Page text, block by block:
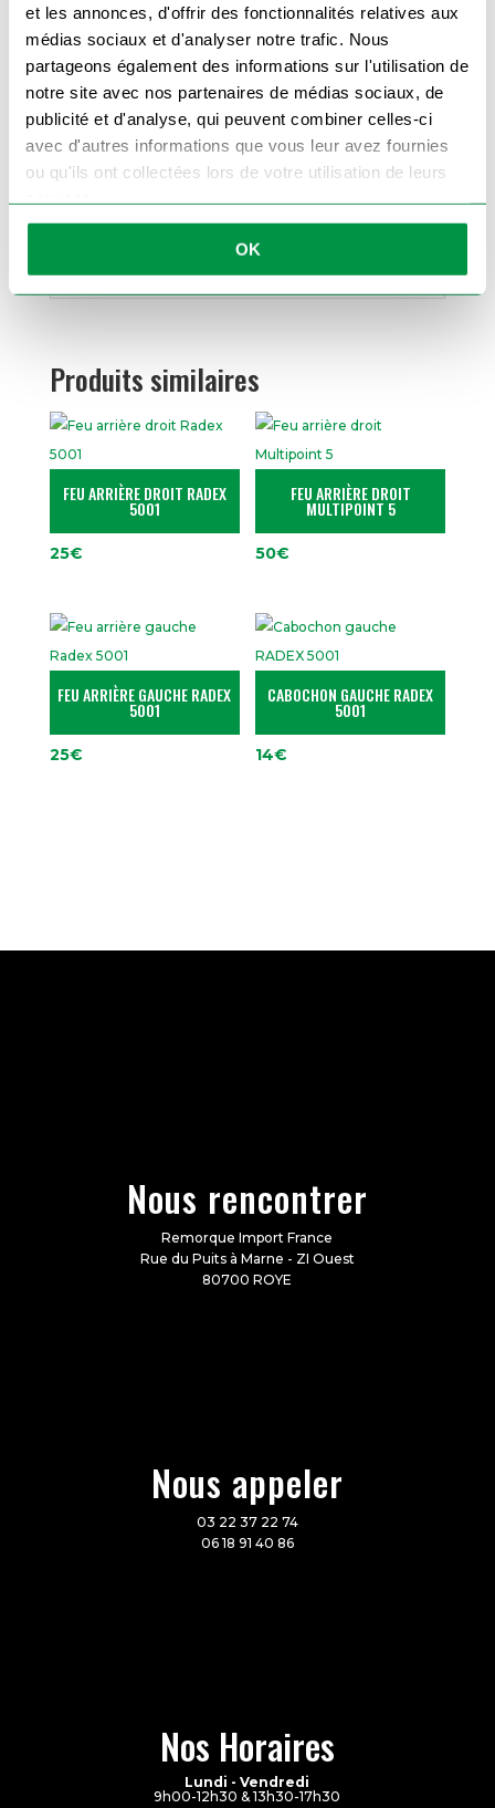
et les annonces, d'offrir des fonctionnalités relatives aux
médias sociaux et d'analyser notre trafic. Nous
partageons également des informations sur l'utilisation de
notre site avec nos partenaires de médias sociaux, de
publicité et d'analyse, qui peuvent combiner celles-ci
avec d'autres informations que vous leur avez fournies
ou qu'ils ont collectées lors de votre utilisation de leurs
services.
OK
Ce feu s’installe facilement à l’aide de vis sur une
platine ou directement sur la carrosserie. Il se
branche à unfaisceau remorque 7 broches
standard et ne nécessite aucune modification
spécifique.
À associer avec :
🔗 Feu arrière droit Multipoint
Cabochon gauche Multipoint
arrière gauche Multipoint 5
Produits similaires
FEU ARRIÈRE DROIT RADEX
5001
25€
FEU ARRIÈRE DROIT
MULTIPOINT 5
50€
FEU ARRIÈRE GAUCHE RADEX
5001
25€
CABOCHON GAUCHE RADEX
5001
14€
Nous rencontrer
Remorque Import France
Rue du Puits à Marne - ZI Ouest
80700 ROYE
Nous appeler
03 22 37 22 74
06 18 91 40 86
Nos Horaires
Lundi - Vendredi
9h00-12h30 & 13h30-17h30